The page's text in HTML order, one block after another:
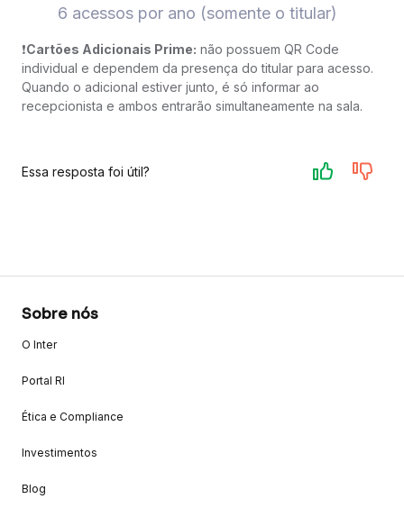
6 acessos por ano (somente o titular)
❗️Cartões Adicionais Prime: não possuem QR Code
individual e dependem da presença do titular para acesso.
Quando o adicional estiver junto, é só informar ao
recepcionista e ambos entrarão simultaneamente na sala.
Essa resposta foi útil?
Sobre nós
O Inter
Portal RI
Ética e Compliance
Investimentos
Blog